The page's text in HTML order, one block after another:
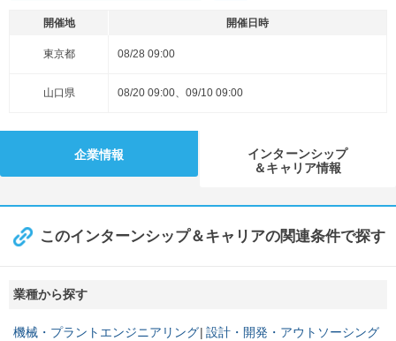
開催地 開催日時
東京都 08/28 09:00
山口県 08/20 09:00、09/10 09:00
企業情報
インターンシップ
＆キャリア情報
このインターンシップ＆キャリアの関連条件で探す
業種から探す
機械・プラントエンジニアリング 設計・開発・アウトソーシング